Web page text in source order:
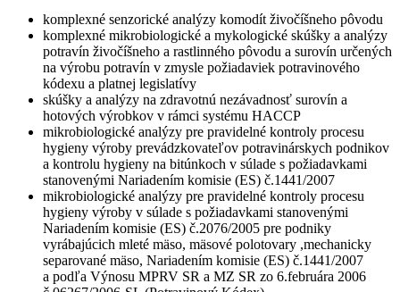
komplexné senzorické analýzy komodít živočíšneho pôvodu
komplexné mikrobiologické a mykologické skúšky a analýzy
potravín živočíšneho a rastlinného pôvodu a surovín určených
na výrobu potravín v zmysle požiadaviek potravinového
kódexu a platnej legislatívy
skúšky a analýzy na zdravotnú nezávadnosť surovín a
hotových výrobkov v rámci systému HACCP
mikrobiologické analýzy pre pravidelné kontroly procesu
hygieny výroby prevádzkovateľov potravinárskych podnikov
a kontrolu hygieny na bitúnkoch v súlade s požiadavkami
stanovenými Nariadením komisie (ES) č.1441/2007
mikrobiologické analýzy pre pravidelné kontroly procesu
hygieny výroby v súlade s požiadavkami stanovenými
Nariadením komisie (ES) č.2076/2005 pre podniky
vyrábajúcich mleté mäso, mäsové polotovary ,mechanicky
separované mäso, Nariadením komisie (ES) č.1441/2007
a podľa Výnosu MPRV SR a MZ SR zo 6.februára 2006